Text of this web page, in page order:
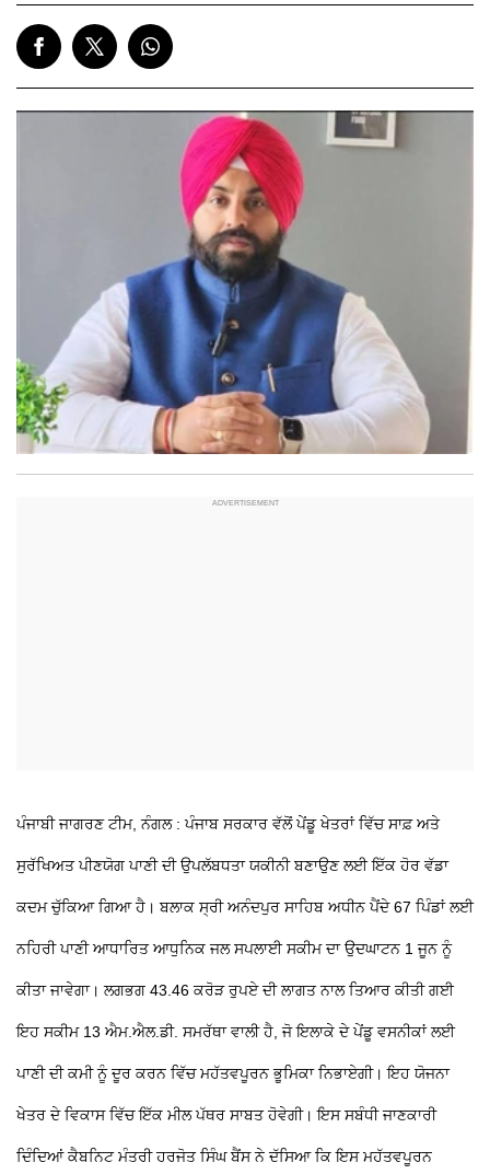
ਪੰਜਾਬੀ ਜਾਗਰਣ ਟੀਮ, ਨੰਗਲ : ਪੰਜਾਬ ਸਰਕਾਰ ਵੱਲੋਂ ਪੇਂਡੂ ਖੇਤਰਾਂ ਵਿੱਚ ਸਾਫ਼ ਅਤੇ
ਸੁਰੱਖਿਅਤ ਪੀਣਯੋਗ ਪਾਣੀ ਦੀ ਉਪਲੱਬਧਤਾ ਯਕੀਨੀ ਬਣਾਉਣ ਲਈ ਇੱਕ ਹੋਰ ਵੱਡਾ
ਕਦਮ ਚੁੱਕਿਆ ਗਿਆ ਹੈ। ਬਲਾਕ ਸ੍ਰੀ ਅਨੰਦਪੁਰ ਸਾਹਿਬ ਅਧੀਨ ਪੈਂਦੇ 67 ਪਿੰਡਾਂ ਲਈ
ਨਹਿਰੀ ਪਾਣੀ ਆਧਾਰਿਤ ਆਧੁਨਿਕ ਜਲ ਸਪਲਾਈ ਸਕੀਮ ਦਾ ਉਦਘਾਟਨ 1 ਜੂਨ ਨੂੰ
ਕੀਤਾ ਜਾਵੇਗਾ। ਲਗਭਗ 43.46 ਕਰੋੜ ਰੁਪਏ ਦੀ ਲਾਗਤ ਨਾਲ ਤਿਆਰ ਕੀਤੀ ਗਈ
ਇਹ ਸਕੀਮ 13 ਐਮ.ਐਲ.ਡੀ. ਸਮਰੱਥਾ ਵਾਲੀ ਹੈ, ਜੋ ਇਲਾਕੇ ਦੇ ਪੇਂਡੂ ਵਸਨੀਕਾਂ ਲਈ
ਪਾਣੀ ਦੀ ਕਮੀ ਨੂੰ ਦੂਰ ਕਰਨ ਵਿੱਚ ਮਹੱਤਵਪੂਰਨ ਭੂਮਿਕਾ ਨਿਭਾਏਗੀ। ਇਹ ਯੋਜਨਾ
ਖੇਤਰ ਦੇ ਵਿਕਾਸ ਵਿੱਚ ਇੱਕ ਮੀਲ ਪੱਥਰ ਸਾਬਤ ਹੋਵੇਗੀ। ਇਸ ਸਬੰਧੀ ਜਾਣਕਾਰੀ
ਦਿੰਦਿਆਂ ਕੈਬਨਿਟ ਮੰਤਰੀ ਹਰਜੋਤ ਸਿੰਘ ਬੈਂਸ ਨੇ ਦੱਸਿਆ ਕਿ ਇਸ ਮਹੱਤਵਪੂਰਨ